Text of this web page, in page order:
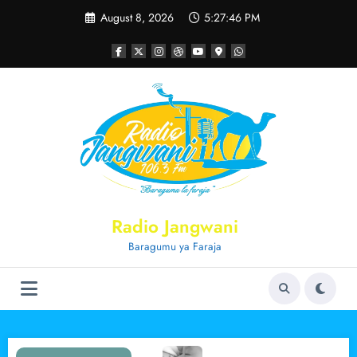
August 8, 2026 5:27:46 PM
Radio Jangwani
Baragumu ya Faraja